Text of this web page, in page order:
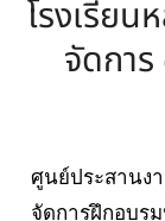
โรงเรียน
จัดกา
ศูนย์ประสานง
จัดการฝึกอบร